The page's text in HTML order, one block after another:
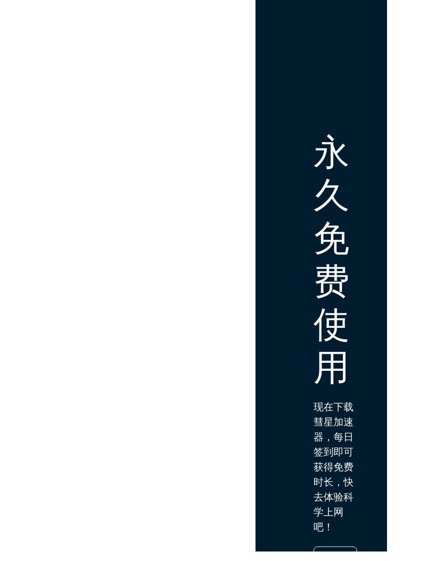
永
久
免
费
使
用
现在下载
彗星加速
器，每日
签到即可
获得免费
时长，快
去体验科
学上网
吧！